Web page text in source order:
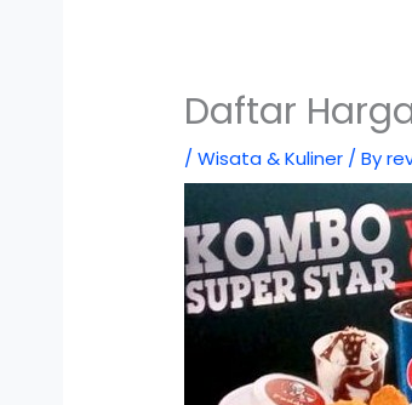
Daftar
/Wisata & Kuliner / By